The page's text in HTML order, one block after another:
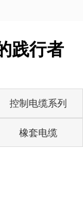
践行者
控制电缆系列
橡套电缆